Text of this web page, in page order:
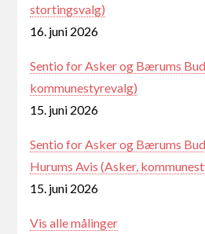
stortingsvalg)
16. juni 2026
Sentio for Asker og Bærums
kommunestyrevalg)
15. juni 2026
Sentio for Asker og Bærums
Hurums Avis (Asker,
15. juni 2026
Vis alle målinger